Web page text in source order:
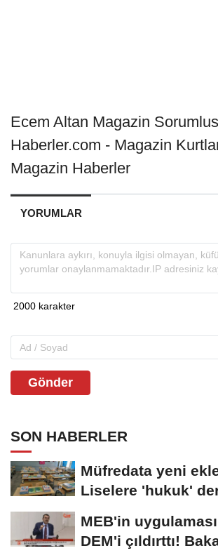
Ecem Altan Magazin
Haberler.com - Magazin
Magazin Haberler
YORUMLAR
Gönder
SON HABERLER
Müfredata yeni
Liselere 'hukuk'
MEB'in
DEM'i çıldırttı!